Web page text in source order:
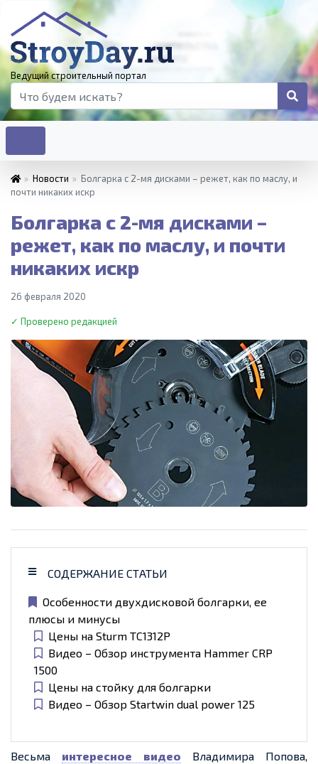
Ведущий строительный портал
» Новости » Болгарка с 2-мя дисками – режет, как по маслу, и
почти никаких искр
Болгарка с 2-мя дисками –
режет, как по маслу, и почти
никаких искр
26 февраля 2020
✓ Проверено редакцией
СОДЕРЖАНИЕ СТАТЬИ
Особенности двухдисковой болгарки, ее
плюсы и минусы
Цены на Sturm TC1312P
Видео – Обзор инструмента Hammer CRP
1500
Цены на стойку для болгарки
Видео – Обзор Startwin dual power 125
Весьма интересное видео Владимира Попова,